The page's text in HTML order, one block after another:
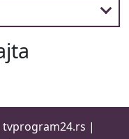
tvprogram24.rs |